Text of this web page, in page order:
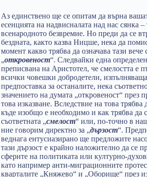
Аз единствено ще се опитам да върна
есенцията на надвисналата над нас сянка
всенародното безвремие. Но преди да се
бездната, както казва Ницше, нека да
момент какво трябва да означава тази вече
„откровеност“. Следвайки една
преписвана на Аристотел, че смелостта е
всички човешки добродетели,
предпоставка за останалите, нека
значението на думата „откровеност“ през
това изказване. Вследствие на това трябва
къде изобщо е необходимо и как трябва да
съответната „смелост“ или, по-точно в
ние говорим директно за „дързост“.
веднага ентусиазирано ще предложите
тази дързост е крайно наложително да се
сферите на политиката или културно-
като например анти-миграционните
кварталите „Княжево“ и „Оборище“ през